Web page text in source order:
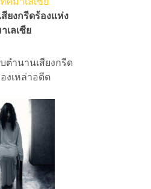
ยงกรีดร้องแห่ง
เลเซีย
ตำนานเสียงกรีด
งเหล่าอดีต